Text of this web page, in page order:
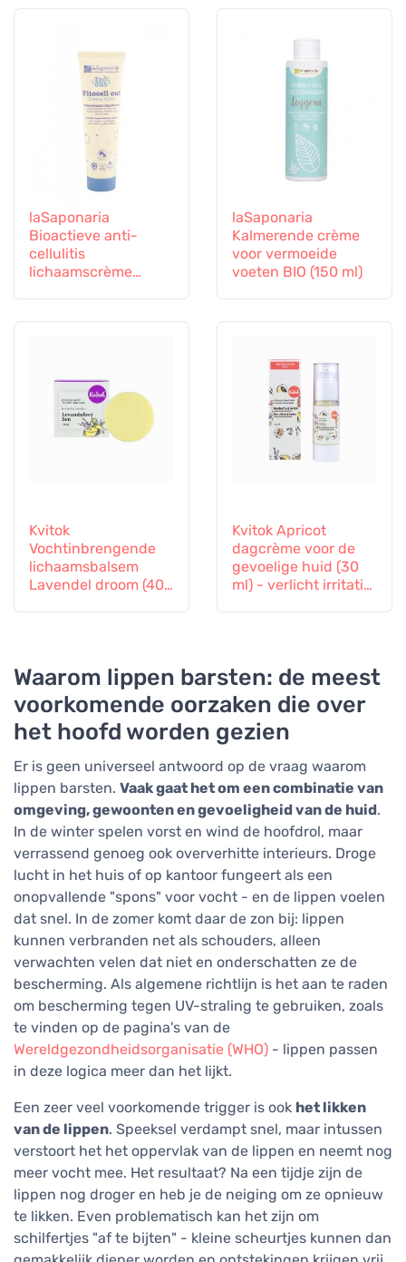
laSaponaria
Bioactieve anti-
cellulitis
lichaamscrème
laSaponaria
Kalmerende crème
voor vermoeide
voeten BIO (150 ml)
Kvitok
Vochtinbrengende
lichaamsbalsem
Lavendel droom (40
Kvitok Apricot
dagcrème voor de
gevoelige huid (30
ml) - verlicht irritatie
Waarom lippen barsten: de meest
voorkomende oorzaken die over
het hoofd worden gezien
Er is geen universeel antwoord op de vraag waarom
lippen barsten. Vaak gaat het om een combinatie van
omgeving, gewoonten en gevoeligheid van de huid.
In de winter spelen vorst en wind de hoofdrol, maar
verrassend genoeg ook oververhitte interieurs. Droge
lucht in het huis of op kantoor fungeert als een
onopvallende "spons" voor vocht - en de lippen voelen
dat snel. In de zomer komt daar de zon bij: lippen
kunnen verbranden net als schouders, alleen
verwachten velen dat niet en onderschatten ze de
bescherming. Als algemene richtlijn is het aan te raden
om bescherming tegen UV-straling te gebruiken, zoals
te vinden op de pagina's van de
Wereldgezondheidsorganisatie (WHO) - lippen passen
in deze logica meer dan het lijkt.
Een zeer veel voorkomende trigger is ook het likken
van de lippen. Speeksel verdampt snel, maar intussen
verstoort het het oppervlak van de lippen en neemt nog
meer vocht mee. Het resultaat? Na een tijdje zijn de
lippen nog droger en heb je de neiging om ze opnieuw
te likken. Even problematisch kan het zijn om
schilfertjes "af te bijten" - kleine scheurtjes kunnen dan